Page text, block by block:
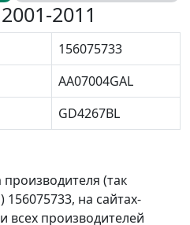
2011
156075733
AA07004GAL
GD4267BL
(так
на сайтах-
всех производителей